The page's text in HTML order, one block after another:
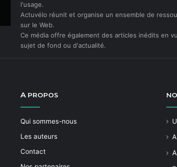
l'usage.
Actuvélo réunit et organise un ensemble de
sur le Web.
Ce média offre également des articles inédits en
sujet de fond ou d'actualité.
A PROPOS
Qui sommes-nous
Les auteurs
Contact